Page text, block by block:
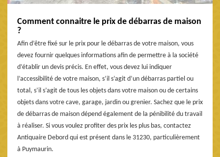
Comment connaitre le prix de débarras de maison
?
Afin d’être fixé sur le prix pour le débarras de votre maison, vous
devez fournir quelques informations afin de permettre à la société
d’établir un devis précis. En effet, vous devez lui indiquer
l’accessibilité de votre maison, s’il s’agit d’un débarras partiel ou
total, s’il s’agit de tous les objets dans votre maison ou de certains
objets dans votre cave, garage, jardin ou grenier. Sachez que le prix
de débarras de maison dépend également de la pénibilité du travail
à réaliser. Si vous voulez profiter des prix les plus bas, contactez
Antiquaire Debord qui est présent dans le 31230, particulièrement
à Puymaurin.